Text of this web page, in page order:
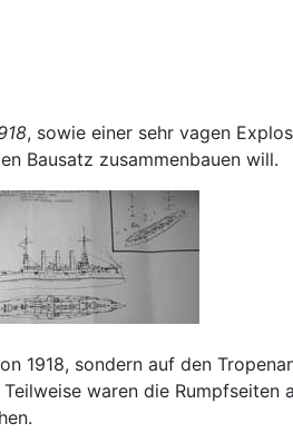
, sowie einer sehr vagen
Bausatz zusammenbauen will.
1918, sondern auf den
waren die